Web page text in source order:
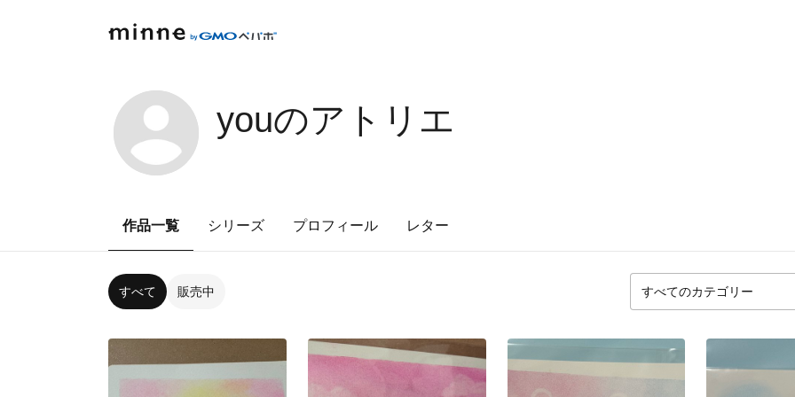
youのアトリエ
作品一覧 シリーズ プロフィール レター
すべて 販売中